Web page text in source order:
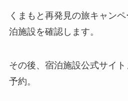
くまもと再発見の旅キャン
泊施設を確認します。
その後、宿泊施設公式サイ
予約。